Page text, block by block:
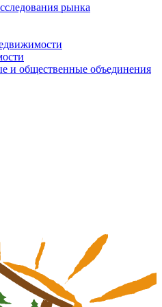
рынка
и общественные объединения